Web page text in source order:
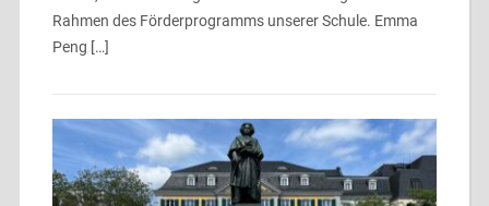
Rahmen des Förderprogramms unserer Schule. Emma
Peng […]